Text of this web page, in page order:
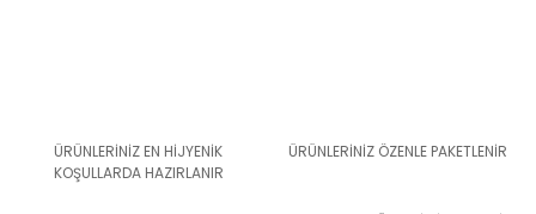
ÜRÜNLERİNİZ EN HİJYENİK
KOŞULLARDA HAZIRLANIR
ÜRÜNLERİNİZ ÖZENLE PAKETLENİR